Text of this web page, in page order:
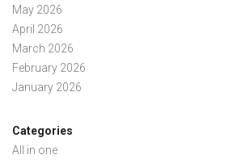
May 2026
April 2026
March 2026
February 2026
January 2026
Categories
All in one